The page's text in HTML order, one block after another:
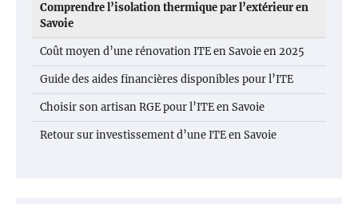
Comprendre l’isolation thermique par l’extérieur en
Savoie
Coût moyen d’une rénovation ITE en Savoie en 2025
Guide des aides financières disponibles pour l’ITE
Choisir son artisan RGE pour l’ITE en Savoie
Retour sur investissement d’une ITE en Savoie